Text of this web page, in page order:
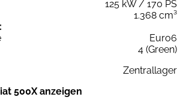
125 kW / 170 PS
1.368 cm³
Euro6
4 (Green)
Zentrallager
500X anzeigen